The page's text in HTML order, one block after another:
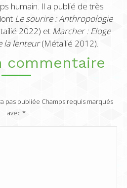
humain. Il a publié de très
Le sourire : Anthropologie
2022) et Marcher : Eloge
la lenteur(Métailié 2012).
commentaire
pas publiée Champs requis marqués
avec *